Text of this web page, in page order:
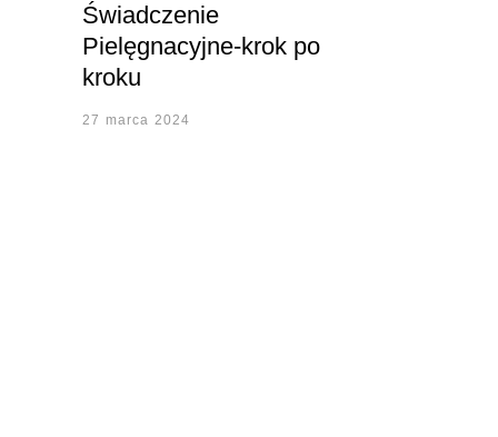
Świadczenie
Pielęgnacyjne-krok po
kroku
27 marca 2024